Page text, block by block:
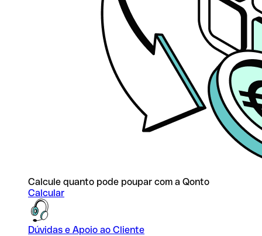
Calcule quanto pode poupar com a Qonto
Calcular
Dúvidas e Apoio ao Cliente